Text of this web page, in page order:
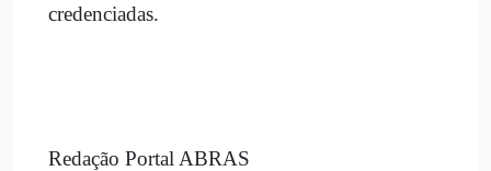
credenciadas.
Redação Portal ABRAS